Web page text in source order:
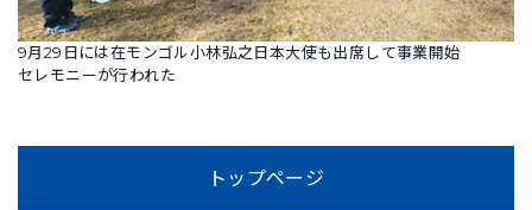
9月29日には在モンゴル小林弘之日本大使も出席して事業開始
セレモニーが行われた
トップページ